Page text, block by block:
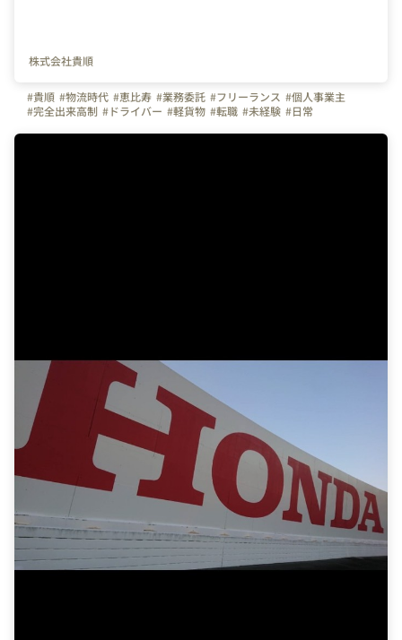
株式会社貴順
#貴順 #物流時代 #恵比寿 #業務委託 #フリーランス #個人事業主
#完全出来高制 #ドライバー #軽貨物 #転職 #未経験 #日常